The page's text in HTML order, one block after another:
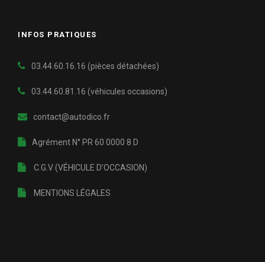
INFOS PRATIQUES
03.44.60.16.16 (pièces détachées)
03.44.60.81.16 (véhicules occasions)
contact@autodico.fr
Agrément N° PR 60 0000 8 D
C.G.V (VÉHICULE D’OCCASION)
MENTIONS LÉGALES